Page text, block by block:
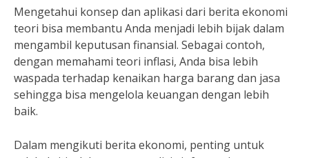
Mengetahui konsep dan aplikasi dari berita ekonomi
teori bisa membantu Anda menjadi lebih bijak dalam
mengambil keputusan finansial. Sebagai contoh,
dengan memahami teori inflasi, Anda bisa lebih
waspada terhadap kenaikan harga barang dan jasa
sehingga bisa mengelola keuangan dengan lebih
baik.
Dalam mengikuti berita ekonomi, penting untuk